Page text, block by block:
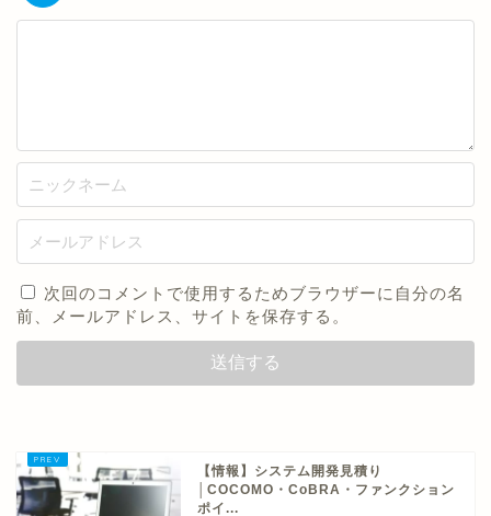
次回のコメントで使用するためブラウザーに自分の名
前、メールアドレス、サイトを保存する。
【情報】システム開発見積り
│COCOMO・CoBRA・ファンクション
ポイ...